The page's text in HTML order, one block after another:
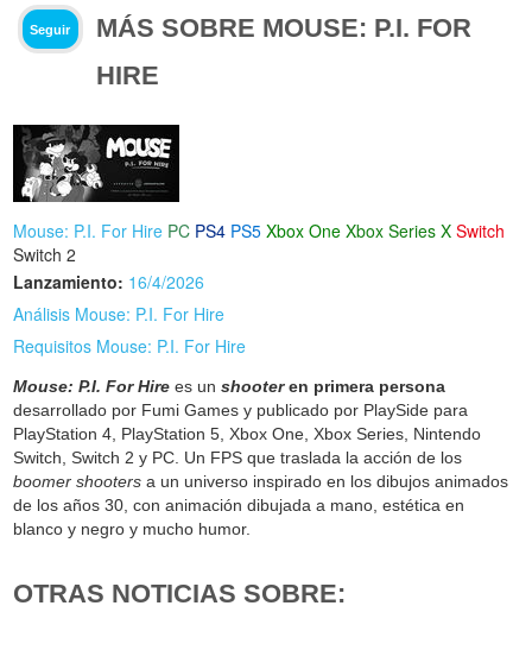
Seguir
MÁS SOBRE MOUSE: P.I. FOR
HIRE
Mouse: P.I. For Hire PC PS4 PS5 Xbox One Xbox Series X Switch
Switch 2
Lanzamiento: 16/4/2026
Análisis Mouse: P.I. For Hire
Requisitos Mouse: P.I. For Hire
Mouse: P.I. For Hire es unshooteren primera persona
desarrollado por Fumi Games y publicado por PlaySide para
PlayStation 4, PlayStation 5, Xbox One, Xbox Series, Nintendo
Switch, Switch 2 y PC. Un FPS que traslada la acción de los
boomer shooters a un universo inspirado en los dibujos animados
de los años 30, con animación dibujada a mano, estética en
blanco y negro y mucho humor.
OTRAS NOTICIAS SOBRE: